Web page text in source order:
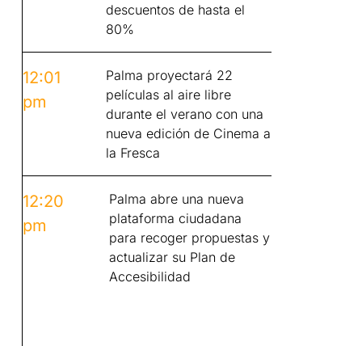
descuentos de hasta el
80%
12:01
pm
Palma proyectará 22
películas al aire libre
durante el verano con una
nueva edición de Cinema a
la Fresca
12:20
pm
Palma abre una nueva
plataforma ciudadana
para recoger propuestas y
actualizar su Plan de
Accesibilidad